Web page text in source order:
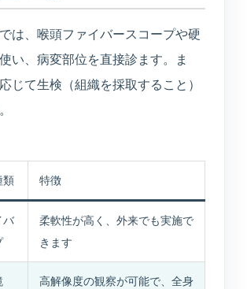
は、喉頭ファイバースコープや硬
い、病変部位を直接診ます。ま
じて生検（組織を採取すること）
類 特徴
バ
柔軟性が高く、外来でも実施で
きます
高解像度の観察が可能で、全身